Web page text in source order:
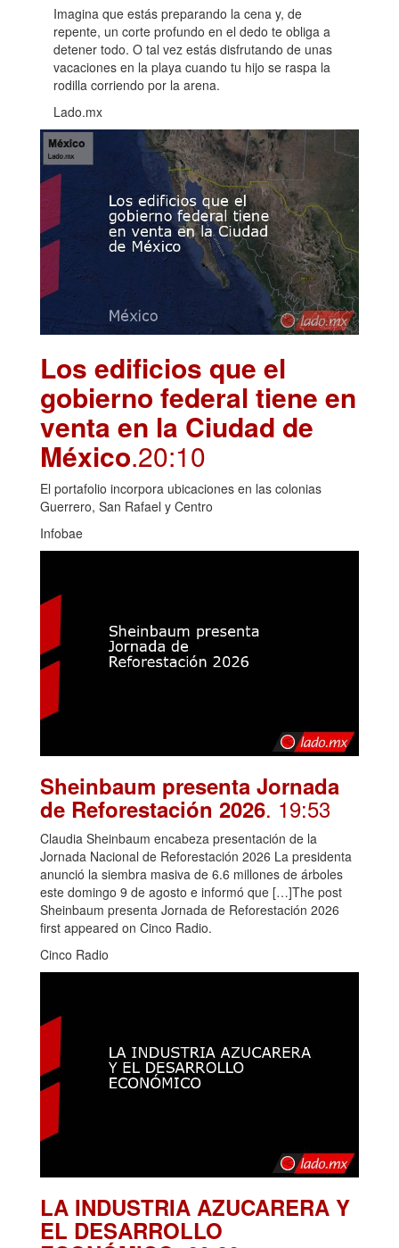
Imagina que estás preparando la cena y, de
repente, un corte profundo en el dedo te obliga a
detener todo. O tal vez estás disfrutando de unas
vacaciones en la playa cuando tu hijo se raspa la
rodilla corriendo por la arena.
Lado.mx
Los edificios que el
gobierno federal tiene en
venta en la Ciudad de
México.20:10
El portafolio incorpora ubicaciones en las colonias
Guerrero, San Rafael y Centro
Infobae
Sheinbaum presenta Jornada
de Reforestación 2026. 19:53
Claudia Sheinbaum encabeza presentación de la
Jornada Nacional de Reforestación 2026 La presidenta
anunció la siembra masiva de 6.6 millones de árboles
este domingo 9 de agosto e informó que […]The post
Sheinbaum presenta Jornada de Reforestación 2026
first appeared on Cinco Radio.
Cinco Radio
LA INDUSTRIA AZUCARERA Y
EL DESARROLLO